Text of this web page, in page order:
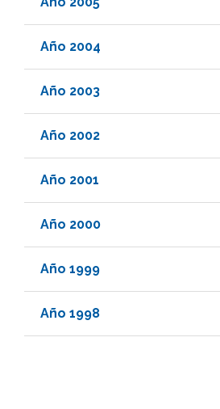
Año 2004
Año 2003
Año 2002
Año 2001
Año 2000
Año 1999
Año 1998